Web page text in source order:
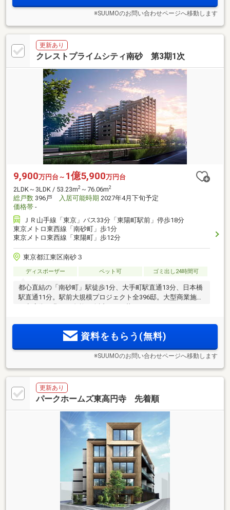
※SUUMOのお問い合わせページへ移動します
更新あり
クレストプライムシティ南砂 第3期1次
9,900万円台～ 1億5,900万円台
2LDK～3LDK / 53.23m2 ～76.06m2
総戸数 396戸 入居可能時期 2027年4月下旬予定
価格帯 -
ＪＲ山手線「東京」バス33分「東陽町駅前」停歩18分
東京メトロ東西線「南砂町」歩1分
東京メトロ東西線「東陽町」歩12分
東京都江東区南砂３
ディスポーザー ペット可 ゴミ出し24時間可
都心直結の「南砂町」駅徒歩1分、大手町駅直通13分、日本橋
駅直通11分。駅前大規模プロジェクト全396邸。大型商業施設
心
資料をもらう(無料)
※SUUMOのお問い合わせページへ移動します
更新あり
パークホームズ東高円寺 先着順